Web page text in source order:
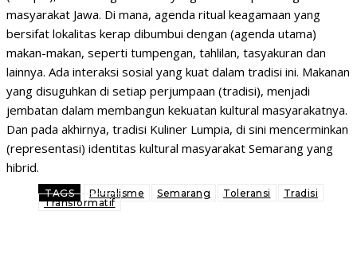
masyarakat Jawa. Di mana, agenda ritual keagamaan yang
bersifat lokalitas kerap dibumbui dengan (agenda utama)
makan-makan, seperti tumpengan, tahlilan, tasyakuran dan
lainnya. Ada interaksi sosial yang kuat dalam tradisi ini. Makanan
yang disuguhkan di setiap perjumpaan (tradisi), menjadi
jembatan dalam membangun kekuatan kultural masyarakatnya.
Dan pada akhirnya, tradisi Kuliner Lumpia, di sini mencerminkan
(representasi) identitas kultural masyarakat Semarang yang
hibrid.
TAGS Pluralisme Semarang Toleransi
Tradisi
Transformatif